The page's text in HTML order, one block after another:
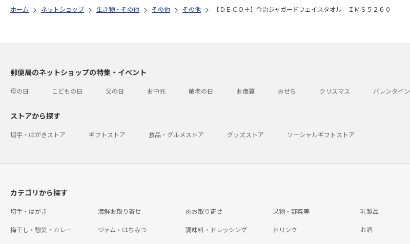
ホーム ネットショップ 生き物・その他 その他 その他 【ＤＥＣＯ＋】今治ジャガードフェイスタオル ＩＭＳ５２６０
郵便局のネットショップの特集・イベント
母の日 こどもの日 父の日 お中元 敬老の日 お歳暮 おせち クリスマス バレンタイン
ストアから探す
切手・はがきストア ギフトストア 食品・グルメストア グッズストア ソーシャルギフトストア
カテゴリから探す
切手・はがき 海鮮お取り寄せ 肉お取り寄せ 果物・野菜等 乳製品
梅干し・惣菜・カレー ジャム・はちみつ 調味料・ドレッシング ドリンク お酒